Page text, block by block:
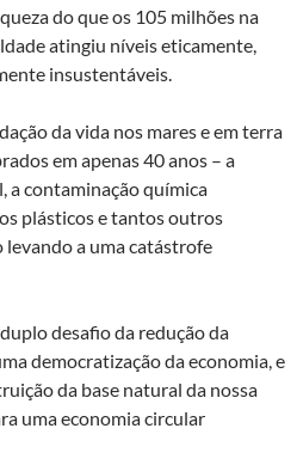
do que os 105 milhões na
atingiu níveis eticamente,
insustentáveis.
da vida nos mares e em terra
em apenas 40 anos – a
a contaminação química
plásticos e tantos outros
a uma catástrofe
desafio da redução da
democratização da economia, e
da base natural da nossa
uma economia circular